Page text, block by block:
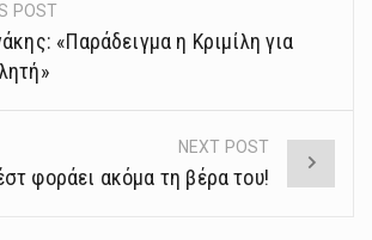
POST
«Παράδειγμα η Κριμίλη για
NEXT POST
φοράει ακόμα τη βέρα του!